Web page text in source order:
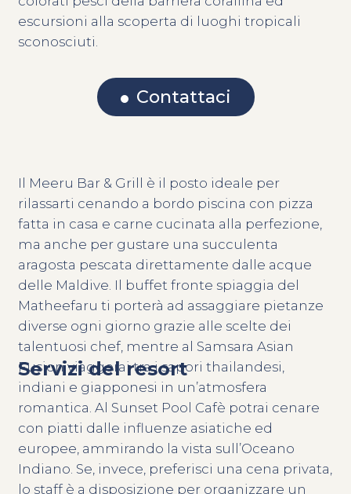
escursioni alla scoperta di luoghi tropicali
sconosciuti.
Contattaci
Servizi del resort
Il Meeru Bar & Grill è il posto ideale per
rilassarti cenando a bordo piscina con pizza
fatta in casa e carne cucinata alla perfezione,
ma anche per gustare una succulenta
aragosta pescata direttamente dalle acque
delle Maldive. Il buffet fronte spiaggia del
Matheefaru ti porterà ad assaggiare pietanze
diverse ogni giorno grazie alle scelte dei
talentuosi chef, mentre al Samsara Asian
Fusion viaggerai tra i sapori thailandesi,
indiani e giapponesi in un’atmosfera
romantica. Al Sunset Pool Cafè potrai cenare
con piatti dalle influenze asiatiche ed
europee, ammirando la vista sull’Oceano
Indiano. Se, invece, preferisci una cena privata,
lo staff è a disposizione per organizzare un